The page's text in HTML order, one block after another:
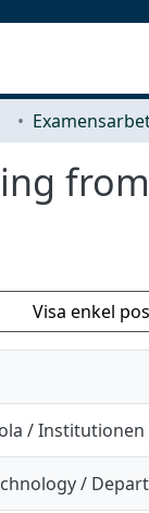
Visa enkel
/
/